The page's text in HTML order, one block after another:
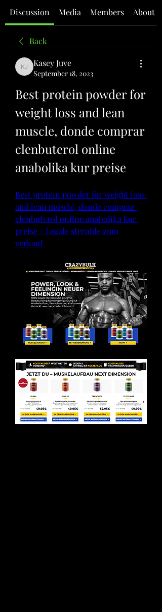
Discussion Media Members About
Back
Kasey Juve
Kasey Juve
September 18, 2023
Best protein powder for
weight loss and lean
muscle, donde comprar
clenbuterol online
anabolika kur preise
Best protein powder for weight loss
and lean muscle, donde comprar
clenbuterol online anabolika kur
preise - Legale steroide zum
verkauf